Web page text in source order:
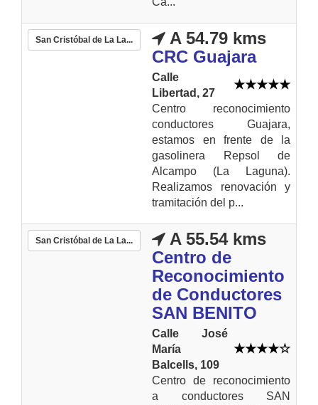
San Cristóbal de La La...
A 54.79 kms
CRC Guajara
Calle
Libertad, 27
Centro reconocimiento
conductores Guajara,
estamos en frente de la
gasolinera Repsol de
Alcampo (La Laguna).
Realizamos renovación y
tramitación del p...
San Cristóbal de La La...
A 55.54 kms
Centro de
Reconocimiento
de Conductores
SAN BENITO
Calle José
María
Balcells, 109
Centro de reconocimiento
a conductores SAN